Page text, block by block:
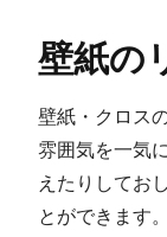
壁紙の
壁紙・クロス
雰囲気を一気
えたりしてお
とができます。